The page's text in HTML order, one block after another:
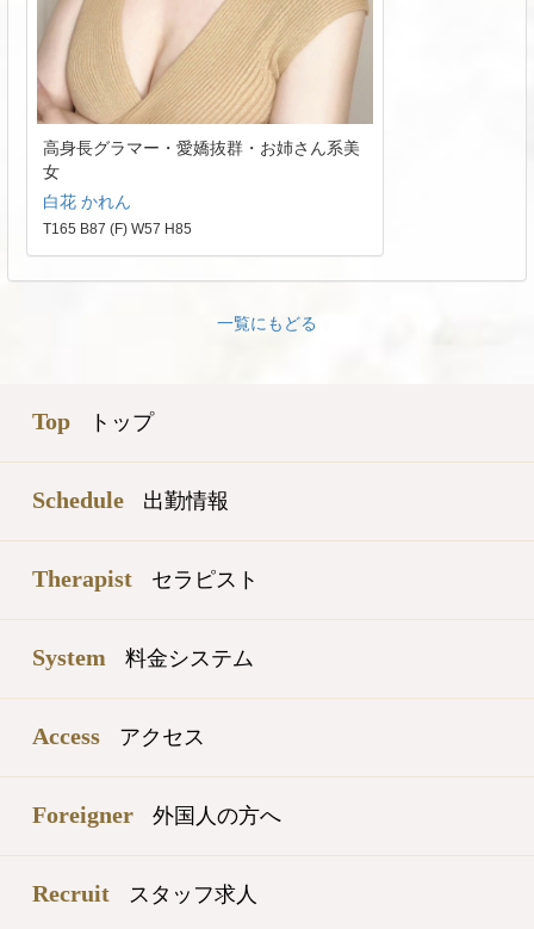
高身長グラマー・愛嬌抜群・お姉さん系美
女
白花 かれん
T165 B87 (F) W57 H85
一覧にもどる
Top トップ
Schedule 出勤情報
Therapist セラピスト
System 料金システム
Access アクセス
Foreigner 外国人の方へ
Recruit スタッフ求人